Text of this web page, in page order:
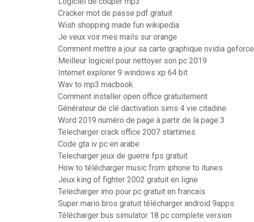
Cracker mot de passe pdf gratuit
Wish shopping made fun wikipedia
Je veux voir mes mails sur orange
Comment mettre a jour sa carte graphique nvidia geforce
Meilleur logiciel pour nettoyer son pc 2019
Internet explorer 9 windows xp 64 bit
Wav to mp3 macbook
Comment installer open office gratuitement
Générateur de clé dactivation sims 4 vie citadine
Word 2019 numéro de page à partir de la page 3
Telecharger crack office 2007 startimes
Code gta iv pc en arabe
Telecharger jeux de guerre fps gratuit
How to télécharger music from iphone to itunes
Jeux king of fighter 2002 gratuit en ligne
Telecharger imo pour pc gratuit en francais
Super mario bros gratuit télécharger android 9apps
Télécharger bus simulator 18 pc complete version